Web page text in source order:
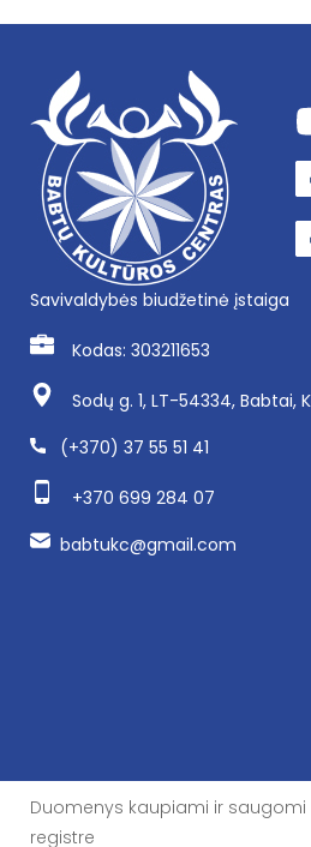
Savivaldybės biudžetinė įstaiga
Kodas: 303211653
Sodų g. 1, LT-54334, Babtai,
(+370) 37 55 51 41
+370 699 284 07
babtukc@gmail.com
Duomenys kaupiami ir saugomi
registre